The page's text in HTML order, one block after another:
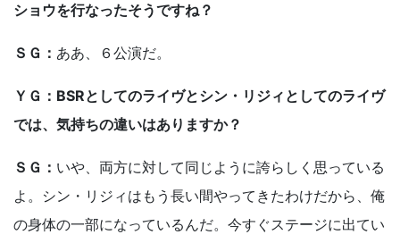
ショウを行なったそうですね？
ＳＧ： ああ、６公演だ。
ＹＧ：BSRとしてのライヴとシン・リジィとしてのライヴ
では、気持ちの違いはありますか？
ＳＧ： いや、両方に対して同じように誇らしく思っている
よ。シン・リジィはもう長い間やってきたわけだから、俺
の身体の一部になっているんだ。今すぐステージに出てい